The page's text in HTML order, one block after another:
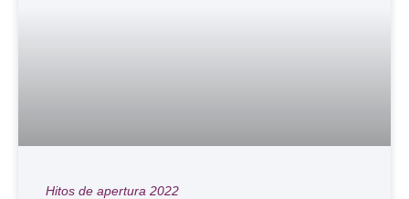
Hitos de apertura 2022